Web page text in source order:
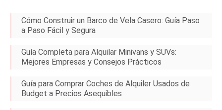
Cómo Construir un Barco de Vela Casero: Guía Paso
a Paso Fácil y Segura
Guía Completa para Alquilar Minivans y SUVs:
Mejores Empresas y Consejos Prácticos
Guía para Comprar Coches de Alquiler Usados de
Budget a Precios Asequibles